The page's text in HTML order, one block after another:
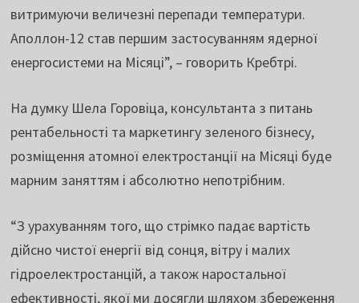
витримуючи величезні перепади температури.
Аполлон-12 став першим застосуванням ядерної
енергосистеми на Місяці”, – говорить Кребтрі.
На думку Шела Горовіца, консультанта з питань
рентабельності та маркетингу зеленого бізнесу,
розміщення атомної електростанції на Місяці буде
марним заняттям і абсолютно непотрібним.
“З урахуванням того, що стрімко падає вартість
дійсно чистої енергії від сонця, вітру і малих
гідроелектростанцій, а також наростальної
ефективності, якої ми досягли шляхом збереження